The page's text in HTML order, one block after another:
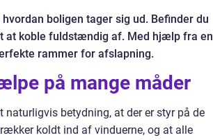
boligen tager sig ud. Befinder du
at koble fuldstændig af. Med hjælp fra en
rammer for afslapning.
på mange måder
betydning, at der er styr på de
koldt ind af vinduerne, og at alle